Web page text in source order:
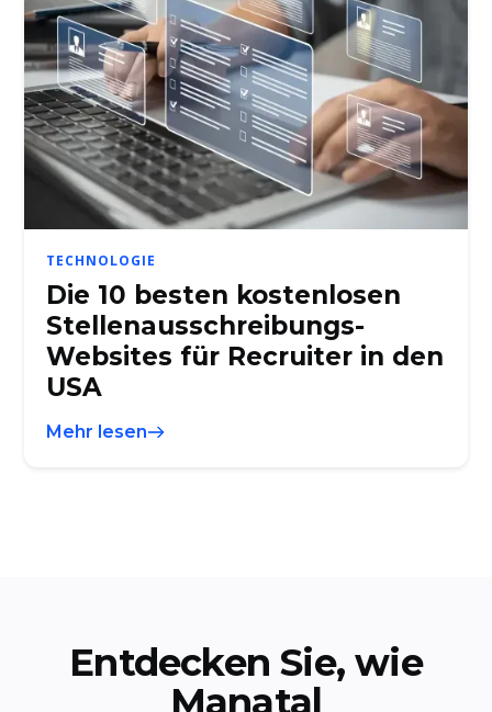
TECHNOLOGIE
Die 10 besten kostenlosen
Stellenausschreibungs-
Websites für Recruiter in den
USA
Mehr lesen
Entdecken Sie, wie
Manatal